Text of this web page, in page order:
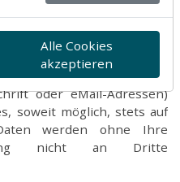
ist in der Regel ohne
Daten möglich. Soweit auf
Daten
oder eMail-Adressen)
soweit möglich, stets auf
werden ohne Ihre
nicht an Dritte
Alle Cookies
akzeptieren